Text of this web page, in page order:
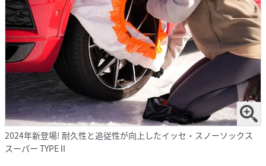
2024年新登場! 耐久性と追従性が向上したイッセ・スノーソックス
スーパー TYPEⅡ